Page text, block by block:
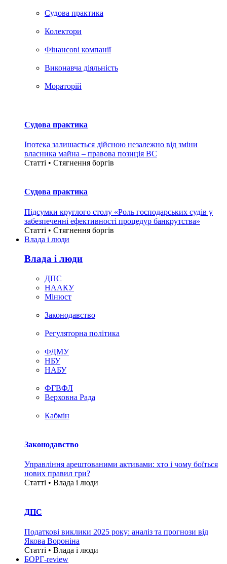
Судова практика
Колектори
Фінансові компанії
Виконавча діяльність
Мораторій
Судова практика
Іпотека залишається дійсною незалежно від зміни
власника майна – правова позиція ВС
Статті • Стягнення боргiв
Судова практика
Підсумки круглого столу «Роль господарських судів у
забезпеченні ефективності процедур банкрутства»
Статті • Стягнення боргiв
Влада i люди
Влада i люди
ДПС
НААКУ
Мінюст
Законодавство
Регуляторна політика
ФДМУ
НБУ
НАБУ
ФГВФЛ
Верховна Рада
Кабмін
Законодавство
Управління арештованими активами: хто і чому боїться
нових правил гри?
Статті • Влада i люди
ДПС
Податкові виклики 2025 року: аналіз та прогнози від
Якова Вороніна
Статті • Влада i люди
БОРГ-review